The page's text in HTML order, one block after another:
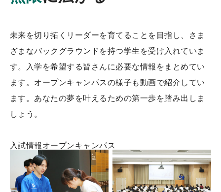
未来を切り拓くリーダーを育てることを目指し、さま
ざまなバックグラウンドを持つ学生を受け入れていま
す。入学を希望する皆さんに必要な情報をまとめてい
ます。オープンキャンパスの様子も動画で紹介してい
ます。あなたの夢を叶えるための第一歩を踏み出しま
しょう。
入試情報 オープンキャンパス